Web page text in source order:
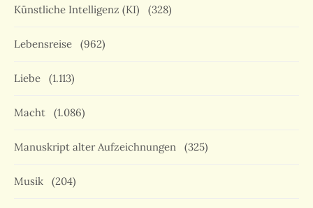
Künstliche Intelligenz (KI) (328)
Lebensreise (962)
Liebe (1.113)
Macht (1.086)
Manuskript alter Aufzeichnungen (325)
Musik (204)